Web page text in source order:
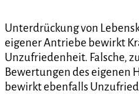
Unterdrückung von
eigener Antriebe bewirkt
Unzufriedenheit. Falsche,
Bewertungen des eigenen
bewirkt ebenfalls